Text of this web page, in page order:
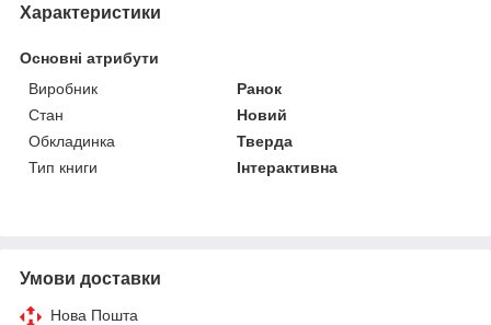
Характеристики
Основні атрибути
Виробник
Ранок
Стан
Новий
Обкладинка
Тверда
Тип книги
Інтерактивна
Умови доставки
Нова Пошта